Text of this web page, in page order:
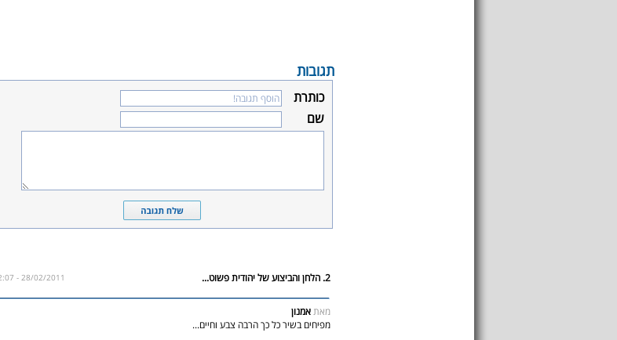
תגובות
כותרת
שם
2. הלחן והביצוע של יהודית פשוט... 28/02/2011 - 12:07
מאתאמנון
מפיחים בשיר כל כך הרבה צבע וחיים...